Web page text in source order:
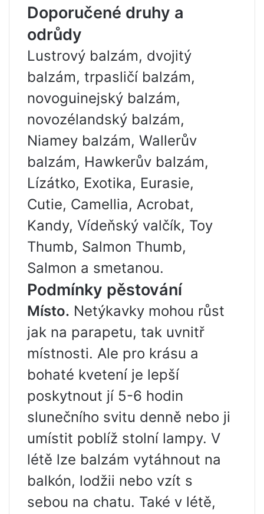
Doporučené druhy a
odrůdy
Lustrový balzám, dvojitý
balzám, trpasličí balzám,
novoguinejský balzám,
novozélandský balzám,
Niamey balzám, Wallerův
balzám, Hawkerův balzám,
Lízátko, Exotika, Eurasie,
Cutie, Camellia, Acrobat,
Kandy, Vídeňský valčík, Toy
Thumb, Salmon Thumb,
Salmon a smetanou.
Podmínky pěstování
Místo. Netýkavky mohou růst
jak na parapetu, tak uvnitř
místnosti. Ale pro krásu a
bohaté kvetení je lepší
poskytnout jí 5-6 hodin
slunečního svitu denně nebo ji
umístit poblíž stolní lampy. V
létě lze balzám vytáhnout na
balkón, lodžii nebo vzít s
sebou na chatu. Také v létě,